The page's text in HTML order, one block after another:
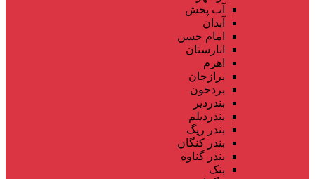
آب پخش
آبدان
امام حسن
انارستان
اهرم
برازجان
بردخون
بندردیر
بندردیلم
بندر ریگ
بندر کنگان
بندر گناوه
بنک